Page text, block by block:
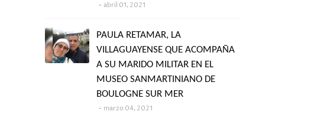
abril 01, 2021
PAULA RETAMAR, LA
VILLAGUAYENSE QUE ACOMPAÑA
A SU MARIDO MILITAR EN EL
MUSEO SANMARTINIANO DE
BOULOGNE SUR MER
marzo 04, 2021